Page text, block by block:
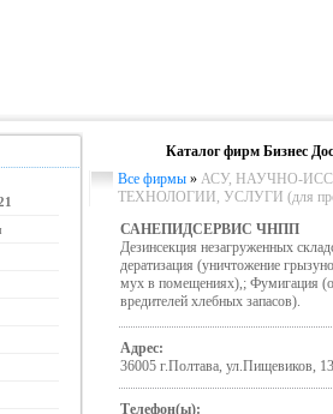
Каталог фирм Бизнес
Все фирмы » АСУ, НАУЧНО-
ТЕХНОЛОГИИ, УСЛУГИ (для
САНЕПИДСЕРВИС ЧНПП
Дезинсекция незагруженных
дератизация (уничтожение
мух в помещениях),; Фумигация
вредителей хлебных запасов).
Адрес:
36005 г.Полтава, ул.Пищевиков, 13
Телефон(ы):